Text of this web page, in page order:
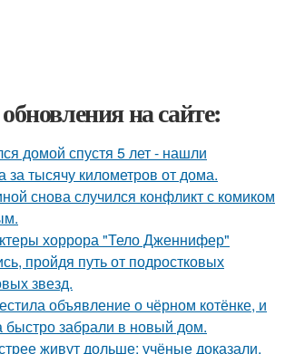
на сайте:
домой спустя 5 лет - нашли
за тысячу километров от дома.
снова случился конфликт с комиком
хоррора "Тело Дженнифер"
пройдя путь от подростковых
звезд.
объявление о чёрном котёнке, и
забрали в новый дом.
живут дольше: учёные доказали,